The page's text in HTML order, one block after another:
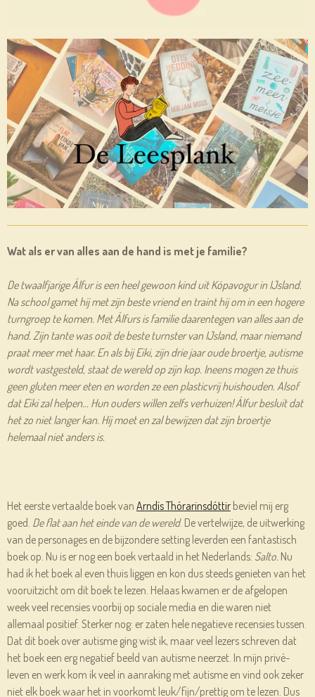
Wat als er van alles aan de hand is met je familie?
De twaalfjarige Álfur is een heel gewoon kind uit Kópavogur in IJsland.
Na school gamet hij met zijn beste vriend en traint hij om in een hogere
turngroep te komen. Met Álfurs is familie daarentegen van alles aan de
hand. Zijn tante was ooit de beste turnster van IJsland, maar niemand
praat meer met haar. En als bij Eiki, zijn drie jaar oude broertje, autisme
wordt vastgesteld, staat de wereld op zijn kop. Ineens mogen ze thuis
geen gluten meer eten en worden ze een plasticvrij huishouden. Alsof
dat Eiki zal helpen... Hun ouders willen zelfs verhuizen! Álfur besluit dat
het zo niet langer kan. Hij moet en zal bewijzen dat zijn broertje
helemaal niet anders is.
Het eerste vertaalde boek van Arndís Thórarinsdóttir beviel mij erg
goed. De flat aan het einde van de wereld. De vertelwijze, de uitwerking
van de personages en de bijzondere setting leverden een fantastisch
boek op. Nu is er nog een boek vertaald in het Nederlands: Salto. Nu
had ik het boek al even thuis liggen en kon dus steeds genieten van het
vooruitzicht om dit boek te lezen. Helaas kwamen er de afgelopen
week veel recensies voorbij op sociale media en die waren niet
allemaal positief. Sterker nog: er zaten hele negatieve recensies tussen.
Dat dit boek over autisme ging wist ik, maar veel lezers schreven dat
het boek een erg negatief beeld van autisme neerzet. In mijn privé-
leven en werk kom ik veel in aanraking met autisme en vind ook zeker
niet elk boek waar het in voorkomt leuk/fijn/prettig om te lezen. Dus